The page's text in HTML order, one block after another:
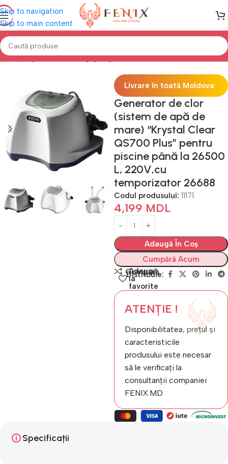
Skip to navigation
Skip to main content
Prima pagină PISCINE Îngrijire piscine
Livrare în toată Moldova
Generator de clor
(sistem de apă de
mare) “Krystal Clear
QS700 Plus” pentru
piscine până la 26500
L, 220V,cu
temporizator 26688
Codul produsului: 11171
4,199 MDL
Adaugă În Coș
Cumpără Acum
Compară
Adaugă
la
favorite
Distribuie:
ATENȚIE !
Disponibilitatea, prețul și
caracteristicile
produsului este necesar
să le verificați la
consultanții companiei
FENIX.MD
Specificații